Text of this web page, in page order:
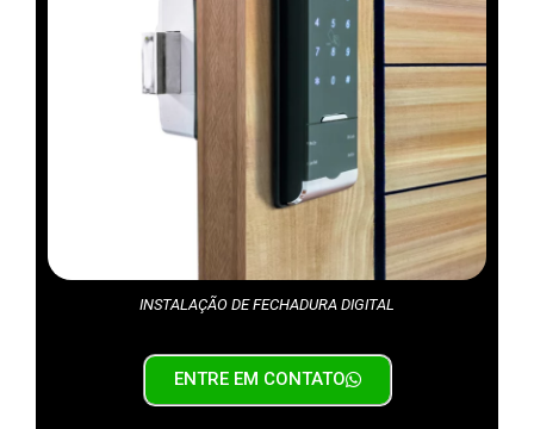
INSTALAÇÃO DE FECHADURA DIGITAL
ENTRE EM CONTATO